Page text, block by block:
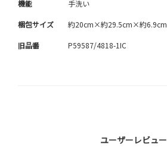
機能 手洗い
梱包サイズ 約20cm×約29.5cm×約6.9cm
旧品番 P59587/4818-1IC
ユーザーレビュー